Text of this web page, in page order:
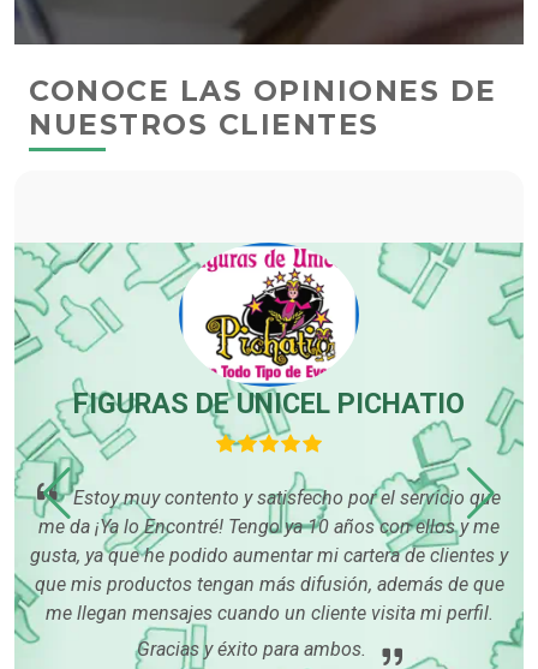
CONOCE LAS OPINIONES DE
NUESTROS CLIENTES
FIGURAS DE UNICEL PICHATIO
Estoy muy contento y satisfecho por el servicio que
me da ¡Ya lo Encontré! Tengo ya 10 años con ellos y me
gusta, ya que he podido aumentar mi cartera de clientes y
que mis productos tengan más difusión, además de que
me llegan mensajes cuando un cliente visita mi perfil.
Gracias y éxito para ambos.